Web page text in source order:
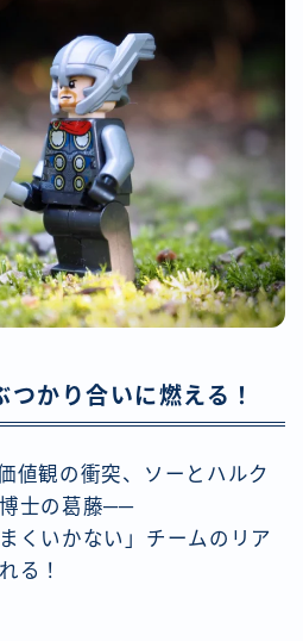
つかり合いに燃える！
値観の衝突、ソーとハルク
士の葛藤──
くいかない」チームのリア
る！